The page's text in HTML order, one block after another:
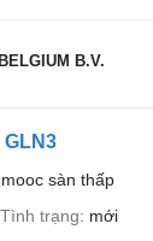
B.V.
GLN3
sàn thấp
Tình trạng
mới